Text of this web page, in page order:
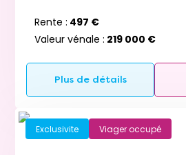
Rente : 497 €
Valeur vénale : 219 000 €
Plus de détails
Exclusivite Viager occupé